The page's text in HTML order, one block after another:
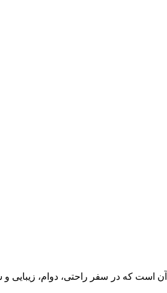
است که در سفر راحتی، دوام، زیبایی